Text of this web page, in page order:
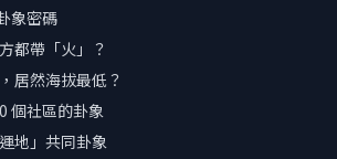
象密碼
都帶「火」？
居然海拔最低？
個社區的卦象
地」共同卦象